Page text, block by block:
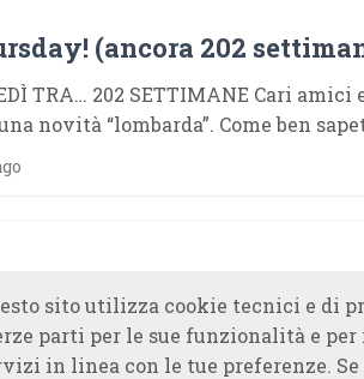
(ancora 202
TRA… 202 SETTIMANE Cari
novità “lombarda”. Come ben
sito utilizza cookie tecnici e di
parti per le sue funzionalità e
in linea con le tue preferenze.